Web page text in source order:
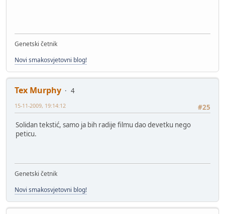
Genetski četnik
Novi smakosvjetovni blog!
Tex Murphy
4
#25
15-11-2009, 19:14:12
Solidan tekstić, samo ja bih radije filmu dao devetku nego
peticu.
Genetski četnik
Novi smakosvjetovni blog!